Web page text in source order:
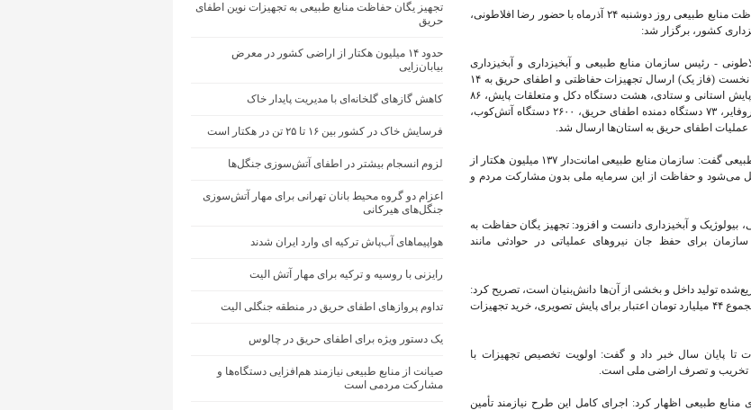
آیین توزیع تجهیزات پایش تصویری و اطفای حریق برای یگان حفاظت منابع طبیعی روز دوشنبه ۲۴ آذرماه با حضور رضا افلاطونی،
کشور، برگزار شد:
- رئیس سازمان منابع طبیعی و آبخیزداری و آبخیزداری
کشور- در مراسمی که صبح امروز برگزار شد، گفت: در مرحله نخست (فاز یک) ارسال تجهیزات حفاظتی و اطفای حریق به ۱۴
استان کشور ۶۰ دستگاه دوربین پایش تصویری متصل به مراکز پایش استانی و ستادی، هشت دستگاه دکل و متعلقات پایش، ۸۶
دستگاه موتورسیکلت تریل ویژه گشت حفاظتی، ۱۲ دستگاه پتروفایر، ۷۳ دستگاه دمنده اطفای حریق، ۲۶۰۰ دستگاه آتش‌کوب،
وی با تأکید بر نقش رسانه‌ها در آگاهی‌بخشی و صیانت از منابع طبیعی گفت: سازمان منابع طبیعی امانت‌دار ۱۳۷ میلیون هکتار از
عرصه ایران را شامل می‌شود و حفاظت از این سرمایه ملی بدون مشارکت مردم و
بیولوژیک و آبخیزداری دانست و افزود: تجهیز یگان حفاظت به
برای حفظ جان نیروهای عملیاتی در حوادثی مانند
تولید داخل و بخشی از آن‌ها دانش‌بنیان است، تصریح کرد:
در قالب طرح تأمین و تجهیز یگان حفاظت و اطفای حریق، در مجموع ۴۴ میلیارد تومان اعتبار برای پایش تصویری، خرید تجهیزات
تا پایان سال خبر داد و گفت: اولویت تخصیص تجهیزات با
تخریب و تصرف اراضی ملی است.
طبیعی اظهار کرد: اجرای کامل این طرح نیازمند تأمین
تجهیز یگان حفاظت منابع طبیعی به تجهیزات نوین اطفای
حریق
حدود ۱۴ میلیون هکتار از اراضی کشور در معرض
بیابان‌زایی
کاهش گازهای گلخانه‌ای با مدیریت پایدار خاک
فرسایش خاک در کشور بین ۱۶ تا ۲۵ تن در هکتار است
لزوم انسجام بیشتر در اطفای آتش‌سوزی جنگل‌ها
اعزام دو گروه محیط ‌بانان تهرانی برای مهار آتش‌سوزی
جنگل‌های هیرکانی
هواپیماهای آب‌پاش ترکیه ای وارد ایران شدند
رایزنی با روسیه و ترکیه برای مهار آتش الیت
تداوم پروازهای اطفای حریق در منطقه جنگلی الیت
یک دستور ویژه برای اطفای حریق در چالوس
صیانت از منابع طبیعی نیازمند هم‌افزایی دستگاه‌ها و
مشارکت مردمی است